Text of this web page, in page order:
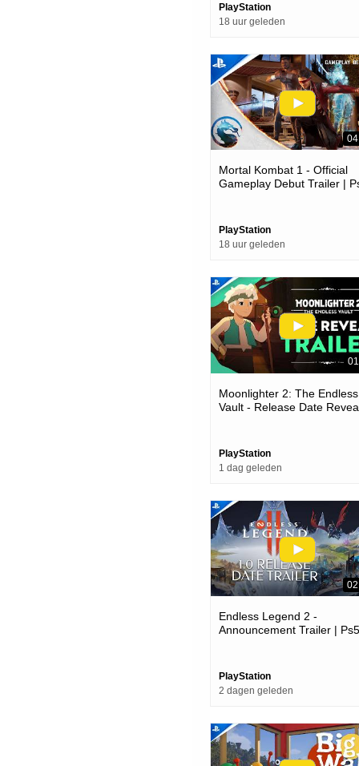
PlayStation
18 uur geleden
Mortal Kombat 1 - Official
Gameplay Debut Trailer |
PlayStation
18 uur geleden
Moonlighter 2: The Endless
Vault - Release Date
PlayStation
1 dag geleden
Endless Legend 2 -
Announcement Trailer | Ps5
PlayStation
2 dagen geleden